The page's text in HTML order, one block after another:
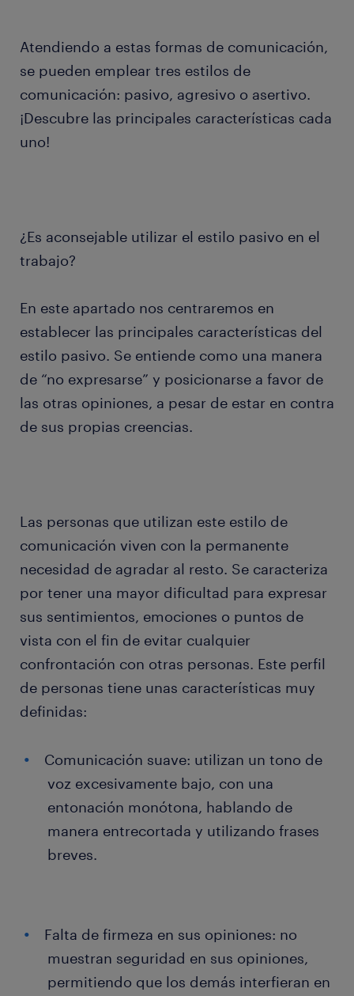
Atendiendo a estas formas de comunicación,
se pueden emplear tres estilos de
comunicación: pasivo, agresivo o asertivo.
¡Descubre las principales características cada
uno!
¿Es aconsejable utilizar el estilo pasivo en el
trabajo?
En este apartado nos centraremos en
establecer las principales características del
estilo pasivo. Se entiende como una manera
de “no expresarse” y posicionarse a favor de
las otras opiniones, a pesar de estar en contra
de sus propias creencias.
Las personas que utilizan este estilo de
comunicación viven con la permanente
necesidad de agradar al resto. Se caracteriza
por tener una mayor dificultad para expresar
sus sentimientos, emociones o puntos de
vista con el fin de evitar cualquier
confrontación con otras personas. Este perfil
de personas tiene unas características muy
definidas:
Comunicación suave: utilizan un tono de
voz excesivamente bajo, con una
entonación monótona, hablando de
manera entrecortada y utilizando frases
breves.
Falta de firmeza en sus opiniones: no
muestran seguridad en sus opiniones,
permitiendo que los demás interfieran en